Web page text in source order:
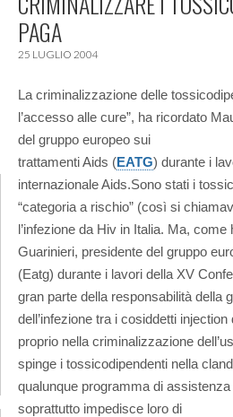
PAGA
25 LUGLIO 2004
La criminalizzazione delle
l’accesso alle cure”, ha ricordato
del gruppo europeo sui
trattamenti Aids (EATG) durante i
internazionale Aids.Sono stati i
“categoria a rischio” (così si
l’infezione da Hiv in Italia. Ma,
Guarinieri, presidente del gruppo
(Eatg) durante i lavori della XV
gran parte della responsabilità della
dell’infezione tra i cosiddetti
proprio nella criminalizzazione
spinge i tossicodipendenti nella
qualunque programma di
soprattutto impedisce loro di